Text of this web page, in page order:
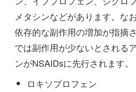
メタシンなどがあります。な
依存的な副作用の増加が指摘
では副作用が少ないとされる
ンがNSAIDsに先行されます。
ロキソプロフェン